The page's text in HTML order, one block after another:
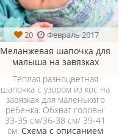
20 Февраль 2017
Меланжевая шапочка для
малыша на завязках
Теплая разноцветная
шапочка с узором из кос на
завязках для маленького
ребенка. Обхват головы:
33-35 см/36-38 см/ 39-41
см. Схема с описанием